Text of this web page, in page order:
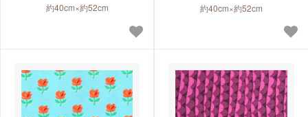
約40cm×約52cm 約40cm×約52cm